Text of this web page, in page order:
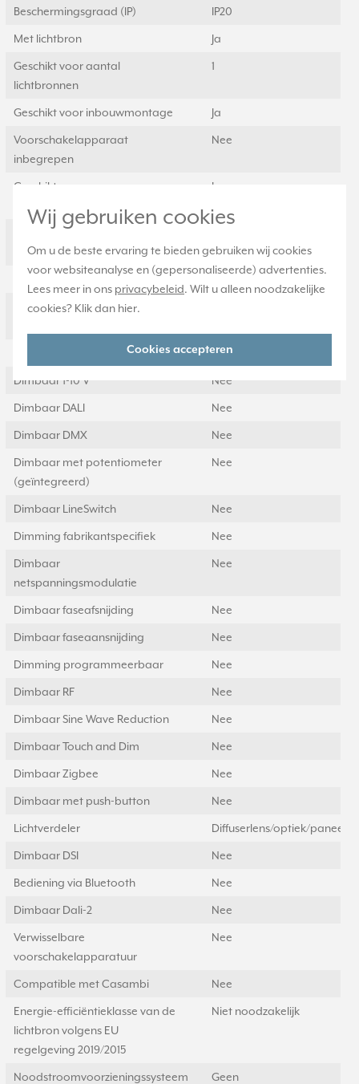
Wij gebruiken cookies
Om u de beste ervaring te bieden gebruiken wij cookies
voor websiteanalyse en (gepersonaliseerde) advertenties.
Lees meer in ons privacybeleid. Wilt u alleen noodzakelijke
cookies? Klik dan hier.
Cookies accepteren
Beschermingsgraad (IP) IP20
Met lichtbron Ja
Geschikt voor aantal
lichtbronnen
1
Geschikt voor inbouwmontage Ja
Voorschakelapparaat
inbegrepen
Nee
Geschikt voor
Ja
Aansluitbare
geleiderdoorsnede
Soort bedrading
Nee
Dimbaar 1-10 V Nee
Dimbaar DALI Nee
Dimbaar DMX Nee
Dimbaar met potentiometer
(geïntegreerd)
Nee
Dimbaar LineSwitch Nee
Dimming fabrikantspecifiek Nee
Dimbaar
netspanningsmodulatie
Nee
Dimbaar faseafsnijding Nee
Dimbaar faseaansnijding Nee
Dimming programmeerbaar Nee
Dimbaar RF Nee
Dimbaar Sine Wave Reduction Nee
Dimbaar Touch and Dim Nee
Dimbaar Zigbee Nee
Dimbaar met push-button Nee
Lichtverdeler Diffuserlens/optiek/paneel
Dimbaar DSI Nee
Bediening via Bluetooth Nee
Dimbaar Dali-2 Nee
Verwisselbare
voorschakelapparatuur
Nee
Compatible met Casambi Nee
Energie-efficiëntieklasse van de
lichtbron volgens EU
regelgeving 2019/2015
Niet noodzakelijk
Noodstroomvoorzieningssysteem Geen